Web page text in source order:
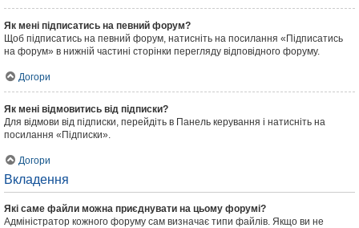
Як мені підписатись на певний форум?
Щоб підписатись на певний форум, натисніть на посилання «Підписатись
на форум» в нижній частині сторінки перегляду відповідного форуму.
Догори
Як мені відмовитись від підписки?
Для відмови від підписки, перейдіть в Панель керування і натисніть на
посилання «Підписки».
Догори
Вкладення
Які саме файли можна приєднувати на цьому форумі?
Адміністратор кожного форуму сам визначає типи файлів. Якщо ви не